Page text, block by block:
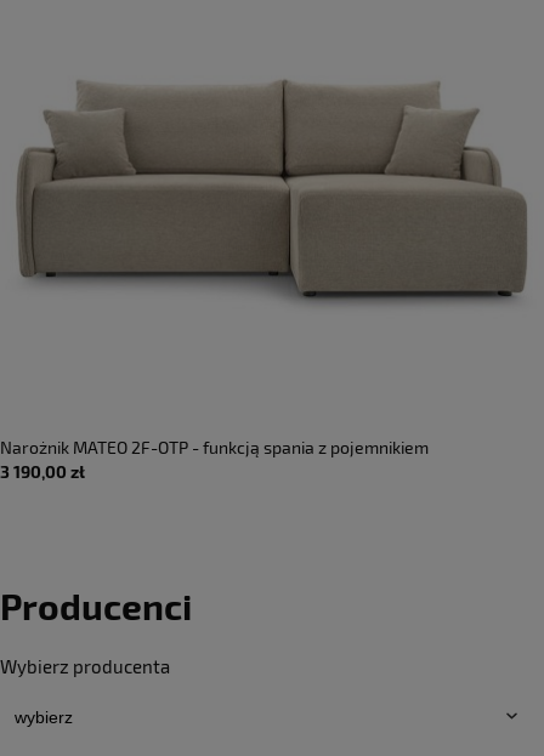
Narożnik MATEO 2F-OTP - funkcją spania z pojemnikiem
3 190,00 zł
Producenci
Wybierz producenta